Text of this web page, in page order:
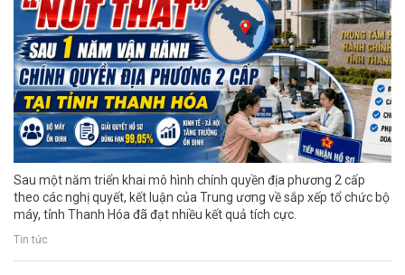
Sau một năm triển khai mô hình chính quyền địa phương 2 cấp
theo các nghị quyết, kết luận của Trung ương về sắp xếp tổ chức bộ
máy, tỉnh Thanh Hóa đã đạt nhiều kết quả tích cực.
Tin tức